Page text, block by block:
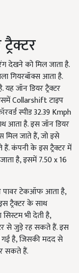
देखने को मिल जाता है.
गियरबॉक्स आता है.
जॉन डियर ट्रैक्टर
Collarshift टाइप
स्पीड 32.39 Kmph
आता है. इस जॉन डियर
मिल जाते हैं, जो इसे
कंपनी के इस ट्रैक्टर में
है, इसमें 7.50 x 16
पावर टेकऑफ आता है,
ट्रैक्टर के साथ
सिस्टम भी देती है,
से जुड़े रह सकते हैं. इस
गई है, जिसकी मदद से
सकते हैं.